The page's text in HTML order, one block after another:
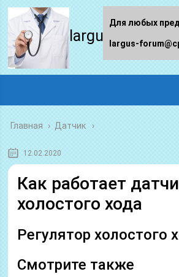
largus-forum.ru
Главная › Датчик
12.02.2020
Как работает
холостого хода
Регулятор холостого
Смотрите также
Для любых
largus-